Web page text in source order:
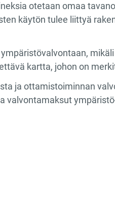
otetaan omaa
käytön tulee liittyä
kartta, johon on
ja ottamistoiminnan
valvontamaksut